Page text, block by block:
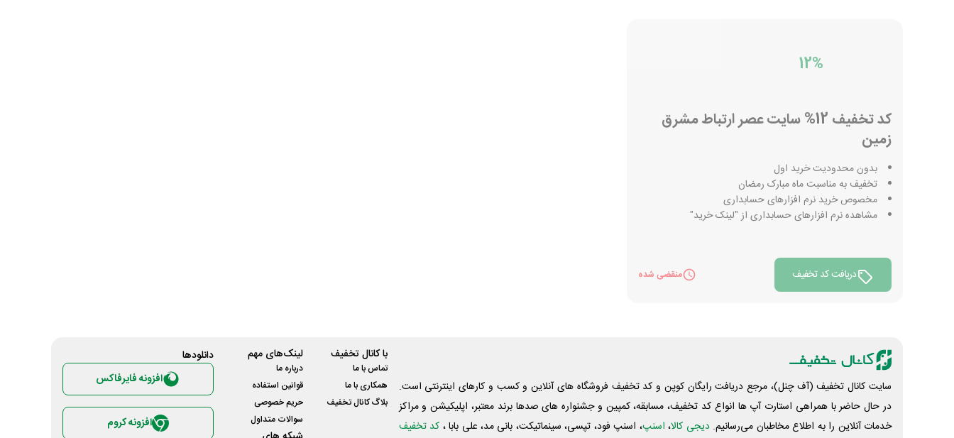
12%
کد تخفیف 12% سایت عصر ارتباط مشرق
زمین
بدون محدودیت خرید اول
تخفیف به مناسبت ماه مبارک رمضان
مخصوص خرید نرم افزارهای حسابداری
مشاهده نرم افزارهای حسابداری از "لینک خرید"
دریافت کد تخفیف منقضی شده
سایت کانال تخفیف (آف چنل)، مرجع دریافت رایگان کوپن و کد تخفیف فروشگاه های آنلاین و کسب و‌ کارهای اینترنتی است.
در حال حاضر با همراهی استارت آپ ها انواع کد تخفیف، مسابقه، کمپین و جشنواره های صدها برند معتبر، اپلیکیشن و مراکز
خدمات آنلاین را به اطلاع مخاطبان می‌رسانیم. دیجی کالا، اسنپ، اسنپ فود، تپسی، سینماتیکت، بانی مد، علی‌ بابا ، کد تخفیف
با کانال تخفیف
تماس با ما
همکاری با ما
بلاگ کانال تخفیف
لینک‌های مهم
درباره ما
قوانین استفاده
حریم خصوصی
سوالات متداول
دانلود‌ها
افزونه فایرفاکس
افزونه کروم